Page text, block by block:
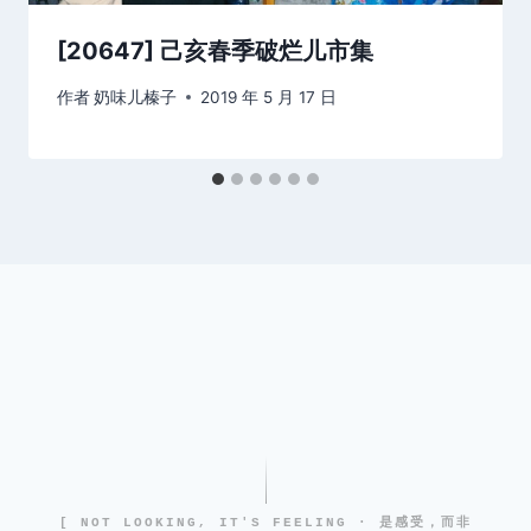
[20647] 己亥春季破烂儿市集
作者奶味儿榛子 2019 年 5 月 17 日
[ NOT LOOKING, IT'S FEELING · 是感受，而非